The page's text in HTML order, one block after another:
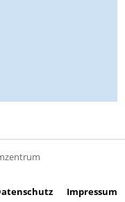
Impressum